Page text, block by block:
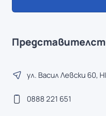
ул. Васил Левски 60,
0888 221 651